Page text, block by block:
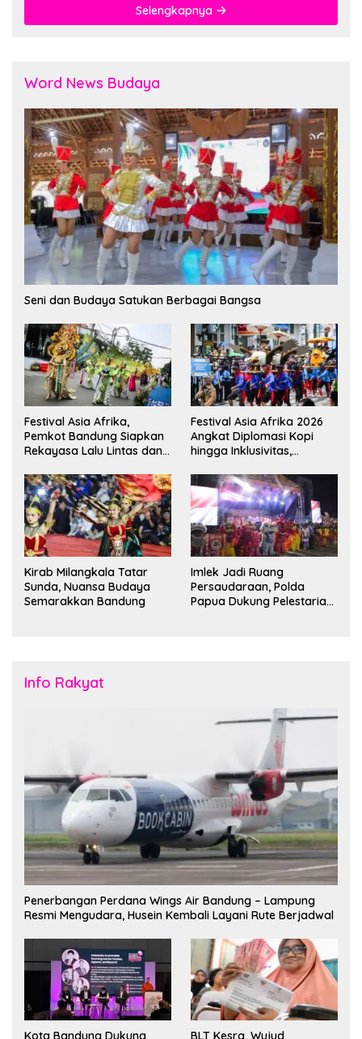
Selengkapnya
Word News Budaya
Seni dan Budaya Satukan Berbagai Bangsa
Festival Asia Afrika,
Pemkot Bandung Siapkan
Rekayasa Lalu Lintas dan
Festival Asia Afrika 2026
Angkat Diplomasi Kopi
hingga Inklusivitas,
Duta Besar
Kirab Milangkala Tatar
Sunda, Nuansa Budaya
Semarakkan Bandung
Imlek Jadi Ruang
Persaudaraan, Polda
Papua Dukung Pelestarian
Info Rakyat
Penerbangan Perdana Wings Air Bandung – Lampung
Resmi Mengudara, Husein Kembali Layani Rute Berjadwal